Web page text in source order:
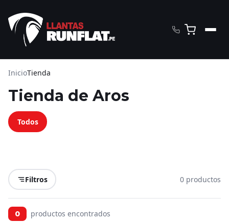
InicioTienda
Tienda de Aros
Todos
Filtros 0 productos
0 productos encontrados